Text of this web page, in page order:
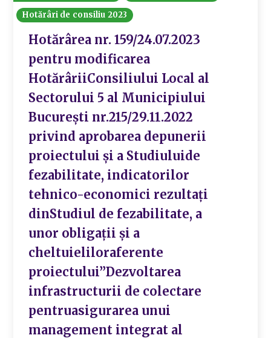
Hotărâri de consiliu 2023
Hotărârea nr. 159/24.07.2023
pentru modificarea
HotărâriiConsiliului Local al
Sectorului 5 al Municipiului
București nr.215/29.11.2022
privind aprobarea depunerii
proiectului și a Studiuluide
fezabilitate, indicatorilor
tehnico-economici rezultați
dinStudiul de fezabilitate, a
unor obligații și a
cheltuieliloraferente
proiectului”Dezvoltarea
infrastructurii de colectare
pentruasigurarea unui
management integrat al